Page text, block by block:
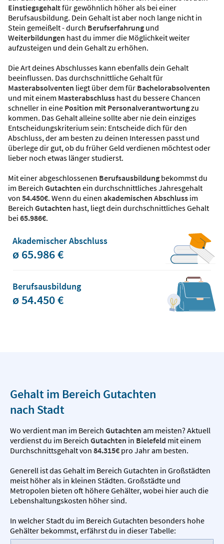
Einstiegsgehaltfür gewöhnlich höher als bei einer
Berufsausbildung. Dein Gehalt ist aber noch lange nicht in
Stein gemeißelt - durch Berufserfahrung und
Weiterbildungen hast du immer die Möglichkeit weiter
aufzusteigen und dein Gehalt zu erhöhen.
Die Art deines Abschlusses kann ebenfalls dein Gehalt
beeinflussen. Das durchschnittliche Gehalt für
Masterabsolventen liegt über dem für Bachelorabsolventen
und mit einem Masterabschluss hast du bessere Chancen
schneller in eine Position mit Personalverantwortungzu
kommen. Das Gehalt alleine sollte aber nie dein einziges
Entscheidungskriterium sein: Entscheide dich für den
Abschluss, der am besten zu deinen Interessen passt und
überlege dir gut, ob du früher Geld verdienen möchtest oder
lieber noch etwas länger studierst.
Mit einer abgeschlossenen Berufsausbildung bekommst du
im Bereich Gutachten ein durchschnittliches Jahresgehalt
von 54.450€. Wenn du einen akademischen Abschluss im
Bereich Gutachten hast, liegt dein durchschnittliches Gehalt
bei 65.986€.
Akademischer Abschluss
ø 65.986 €
Berufsausbildung
ø 54.450 €
Gehalt im Bereich Gutachten
nach Stadt
Wo verdient man im Bereich Gutachten am meisten? Aktuell
verdienst du im Bereich Gutachten in Bielefeld mit einem
Durchschnittsgehalt von 84.315€ pro Jahr am besten.
Generell ist das Gehalt im Bereich Gutachten in Großstädten
meist höher als in kleinen Städten. Großstädte und
Metropolen bieten oft höhere Gehälter, wobei hier auch die
Lebenshaltungskosten höher sind.
In welcher Stadt du im Bereich Gutachten besonders hohe
Gehälter bekommst, erfährst du in dieser Tabelle: